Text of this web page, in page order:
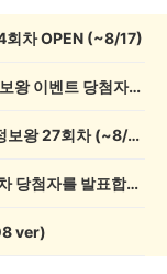
회차 OPEN (~8/17)
💰[당첨자 발표] 26회차 우리 동네 정보왕 이벤트 당첨자를 발표합니다!
💸 전원 2,000캐시 지급! 우리 동네 정보왕 27회차 (~8/10)
💰[당첨자 발표] 우리 동네 썰전 12회차 당첨자를 발표합니다!
ver)